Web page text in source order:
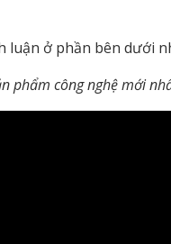
luận ở phần bên dưới
phẩm công nghệ mới